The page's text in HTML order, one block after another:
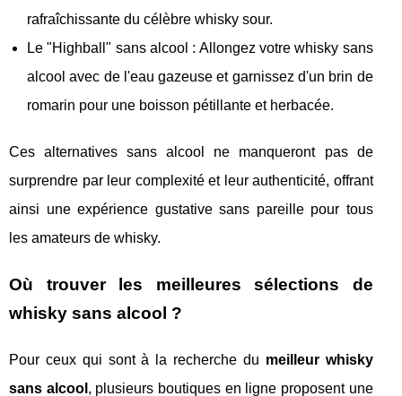
rafraîchissante du célèbre whisky sour.
Le "Highball" sans alcool : Allongez votre whisky sans
alcool avec de l'eau gazeuse et garnissez d'un brin de
romarin pour une boisson pétillante et herbacée.
Ces alternatives sans alcool ne manqueront pas de
surprendre par leur complexité et leur authenticité, offrant
ainsi une expérience gustative sans pareille pour tous
les amateurs de whisky.
Où trouver les meilleures sélections de
whisky sans alcool ?
Pour ceux qui sont à la recherche du meilleur whisky
sans alcool , plusieurs boutiques en ligne proposent une